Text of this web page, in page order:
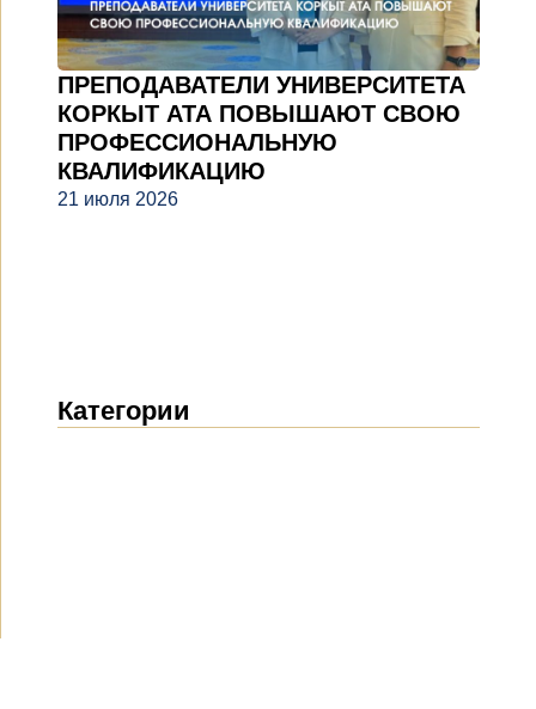
ПРЕПОДАВАТЕЛИ УНИВЕРСИТЕТА
КОРКЫТ АТА ПОВЫШАЮТ СВОЮ
ПРОФЕССИОНАЛЬНУЮ
КВАЛИФИКАЦИЮ
21 июля 2026
Категории